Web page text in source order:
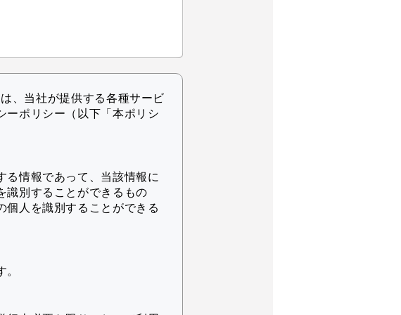
は、当社が提供する各種サービ
ーポリシー（以下「本ポリシ
る情報であって、当該情報に
識別することができるもの
個人を識別することができる